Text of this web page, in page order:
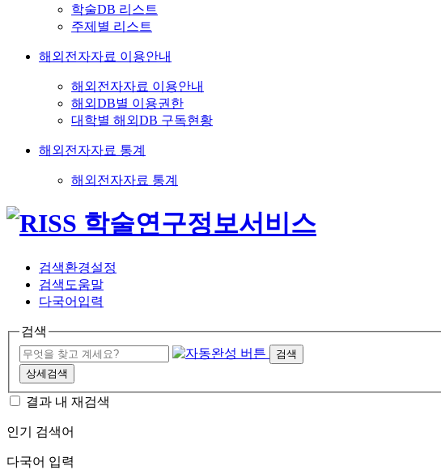
학술DB 리스트
주제별 리스트
해외전자자료 이용안내
해외전자자료 이용안내
해외DB별 이용권한
대학별 해외DB 구독현황
해외전자자료 통계
해외전자자료 통계
검색환경설정
검색도움말
다국어입력
검색
검색
상세검색
결과 내 재검색
인기 검색어
다국어 입력